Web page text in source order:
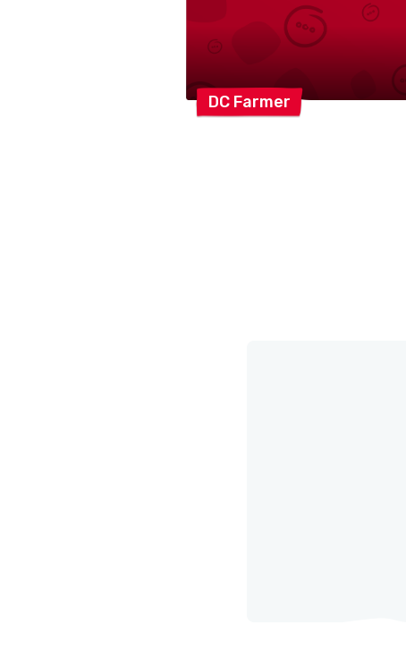
DC Farmer